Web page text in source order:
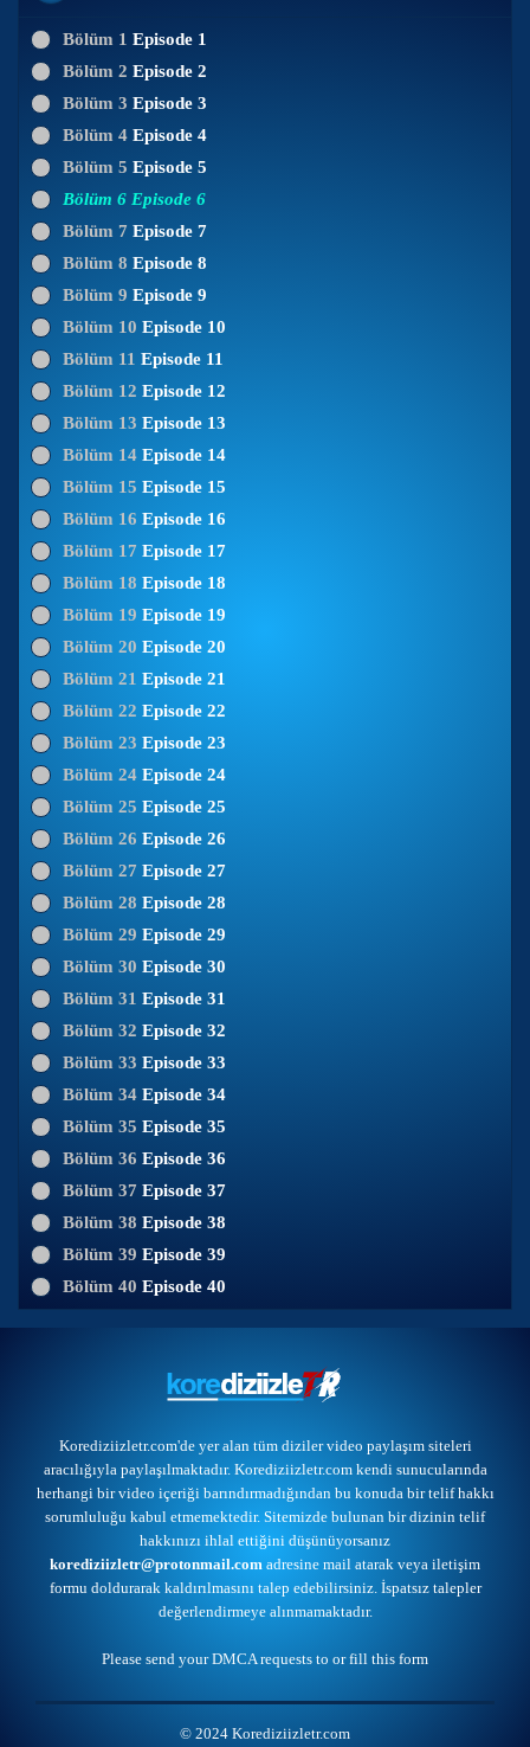
Bölüm 1 Episode 1
Bölüm 2 Episode 2
Bölüm 3 Episode 3
Bölüm 4 Episode 4
Bölüm 5 Episode 5
Bölüm 6 Episode 6
Bölüm 7 Episode 7
Bölüm 8 Episode 8
Bölüm 9 Episode 9
Bölüm 10 Episode 10
Bölüm 11 Episode 11
Bölüm 12 Episode 12
Bölüm 13 Episode 13
Bölüm 14 Episode 14
Bölüm 15 Episode 15
Bölüm 16 Episode 16
Bölüm 17 Episode 17
Bölüm 18 Episode 18
Bölüm 19 Episode 19
Bölüm 20 Episode 20
Bölüm 21 Episode 21
Bölüm 22 Episode 22
Bölüm 23 Episode 23
Bölüm 24 Episode 24
Bölüm 25 Episode 25
Bölüm 26 Episode 26
Bölüm 27 Episode 27
Bölüm 28 Episode 28
Bölüm 29 Episode 29
Bölüm 30 Episode 30
Bölüm 31 Episode 31
Bölüm 32 Episode 32
Bölüm 33 Episode 33
Bölüm 34 Episode 34
Bölüm 35 Episode 35
Bölüm 36 Episode 36
Bölüm 37 Episode 37
Bölüm 38 Episode 38
Bölüm 39 Episode 39
Bölüm 40 Episode 40
Korediziizletr.com'de yer alan tüm diziler video paylaşım siteleri
aracılığıyla paylaşılmaktadır. Korediziizletr.com kendi sunucularında
herhangi bir video içeriği barındırmadığından bu konuda bir telif hakkı
sorumluluğu kabul etmemektedir. Sitemizde bulunan bir dizinin telif
hakkınızı ihlal ettiğini düşünüyorsanız
korediziizletr@protonmail.com adresine mail atarak veya iletişim
formu doldurarak kaldırılmasını talep edebilirsiniz. İspatsız talepler
değerlendirmeye alınmamaktadır.
Please send your DMCA requests to orfill this form
© 2024 Korediziizletr.com